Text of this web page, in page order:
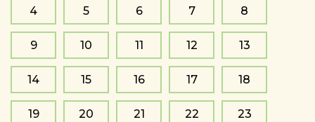
4 5 6 7 8
9 10 11 12 13
14 15 16 17 18
19 20 21 22 23